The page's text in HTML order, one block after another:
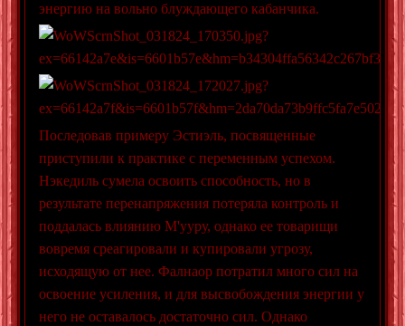
энергию на вольно блуждающего кабанчика.
Последовав примеру Эстиэль, посвященные
приступили к практике с переменным успехом.
Нэкедиль сумела освоить способность, но в
результате перенапряжения потеряла контроль и
поддалась влиянию М'ууру, однако ее товарищи
вовремя среагировали и купировали угрозу,
исходящую от нее. Фалнаор потратил много сил на
освоение усиления, и для высвобождения энергии у
него не оставалось достаточно сил. Однако